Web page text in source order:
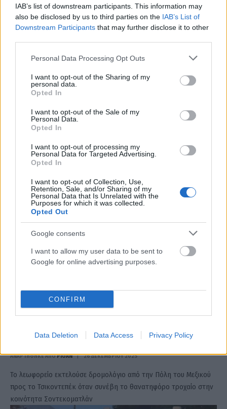
IAB’s list of downstream participants. This information may
also be disclosed by us to third parties on the IAB’s List of
Downstream Participants that may further disclose it to other
Please note that this website/app uses one or more Google
not limited to your visit or usage behaviour. You may click to
grant or deny consent to Google and its third-party tags to
use your data for below specified purposes in below Google
consent section.
Personal Data Processing Opt Outs
I want to opt-out of the Sharing of my
personal data.
Opted In
I want to opt-out of the Sale of my
Personal Data.
Opted In
I want to opt-out of processing my
Personal Data for Targeted Advertising.
Opted In
I want to opt-out of Collection, Use,
Retention, Sale, and/or Sharing of my
Personal Data that Is Unrelated with the
Purposes for which it was collected.
Opted Out
Google consents
I want to allow my user data to be sent to
Google for online advertising purposes.
CONFIRM
Data Deletion Data Access Privacy Policy
Καβάλα: Λεωφορείο παρέσυρε 13χρονη –
Νοσηλεύεται σε σοβαρή κατάσταση
Η ανήλικη φέρει πολλαπλά τραύματα στο κεφάλι – Νοσηλεύεται
Τουλάχιστον 10 νεκροί και 32 τραυματίες σε
δυστύχημα λεωφορείου στο Βερακρούς του Μεξικού
ΑΝΑΡΤΗΘΗΚΕ ΑΠΟPIOAN 26 ΔΕΚΕΜΒΡΊΟΥ 2025
Το λεωφορείο εκτελούσε δρομολόγιο από την Πόλη του Μεξικού
προς το Τσικοντεπέκ όταν συνέβη το θανατηφόρο τροχαίο στην
κοινότητα Σοντεκοματλάν